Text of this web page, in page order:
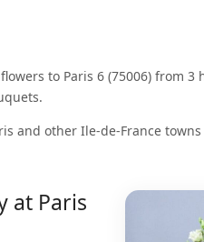
to Paris 6 (75006) from
and other Ile-de-France
at Paris